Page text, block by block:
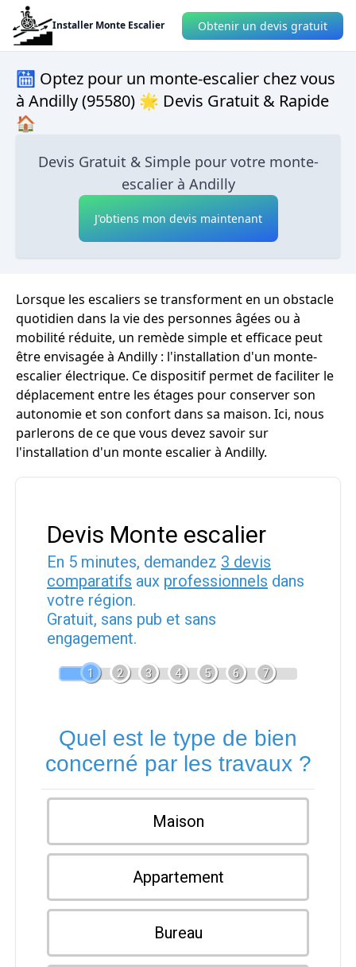
Installer Monte Escalier Obtenir un devis gratuit
🛗 Optez pour un monte-escalier chez vous
à Andilly (95580) 🌟 Devis Gratuit & Rapide
🏠
Devis Gratuit & Simple pour votre monte-
escalier à Andilly
J'obtiens mon devis maintenant
Lorsque les escaliers se transforment en un obstacle
quotidien dans la vie des personnes âgées ou à
mobilité réduite, un remède simple et efficace peut
être envisagée à Andilly : l'installation d'un monte-
escalier électrique. Ce dispositif permet de faciliter le
déplacement entre les étages pour conserver son
autonomie et son confort dans sa maison. Ici, nous
parlerons de ce que vous devez savoir sur
l'installation d'un monte escalier à Andilly.
Devis Monte escalier
En 5 minutes, demandez 3 devis
comparatifs aux professionnels dans
votre région.
Gratuit, sans pub et sans
engagement.
1 2 3 4 5 6 7
Quel est le type de bien
concerné par les travaux ?
Maison
Appartement
Bureau